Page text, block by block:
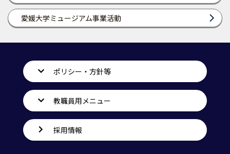
愛媛大学ミュージアム事業活動
ポリシー・方針等
教職員用メニュー
採用情報